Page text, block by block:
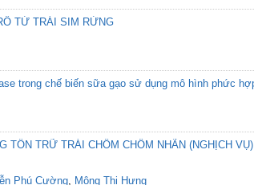
TỪ TRÁI SIM RỪNG
trong chế biến sữa gạo sử dụng mô hình phức
TRỮ TRÁI CHÔM CHÔM NHÃN (NGHỊCH
Phú Cường, Mông Thị Hưng